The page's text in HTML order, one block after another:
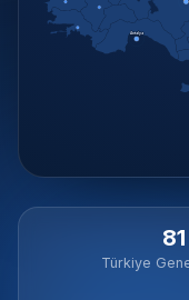
Antalya
Türkiye